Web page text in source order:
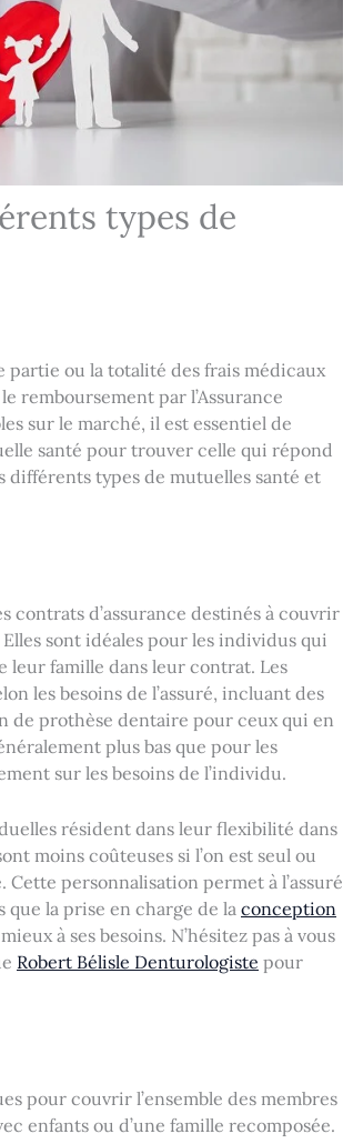
types de
ou la totalité des frais médicaux
remboursement par l’Assurance
sur le marché, il est essentiel de
santé pour trouver celle qui répond
différents types de mutuelles santé et
contrats d’assurance destinés à couvrir
sont idéales pour les individus qui
leur famille dans leur contrat. Les
les besoins de l’assuré, incluant des
de prothèse dentaire pour ceux qui en
plus bas que pour les
sur les besoins de l’individu.
résident dans leur flexibilité dans
moins coûteuses si l’on est seul ou
Cette personnalisation permet à l’assuré
la prise en charge de la conception
à ses besoins. N’hésitez pas à vous
Robert Bélisle Denturologiste pour
pour couvrir l’ensemble des membres
enfants ou d’une famille recomposée.